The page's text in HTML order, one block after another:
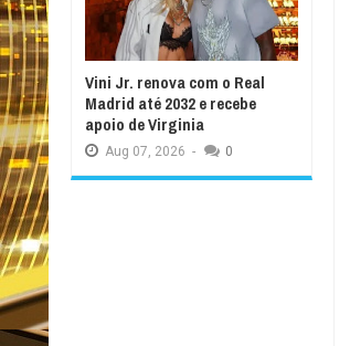
Vini Jr. renova com o Real
Madrid até 2032 e recebe
apoio de Virginia
Aug 07, 2026 - 0